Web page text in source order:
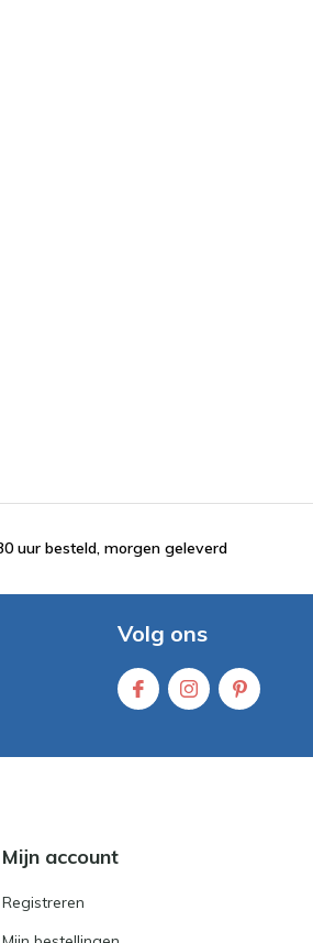
uur besteld, morgen geleverd
Volg ons
Mijn account
Registreren